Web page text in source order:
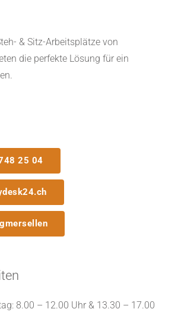
& Sitz-Arbeitsplätze von
die perfekte Lösung für ein
25 04
8.00 – 12.00 Uhr & 13.30 – 17.00